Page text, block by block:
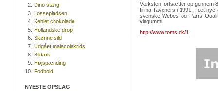
2. Dino stang
3. Lossepladsen
4. Kehlet chokolade
5. Hollandske drop
6. Skønne sild
7. Udgået malacolakrids
8. Bildæk
9. Højspænding
10. Fodbold
NYESTE OPSLAG
Væksten fortsætter op gennem
firma Taveners i 1991. I det nye
svenske Webes og Parrs
vingummi.
http://www.toms.dk/1